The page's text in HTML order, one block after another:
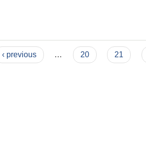
‹ previous … 20 21